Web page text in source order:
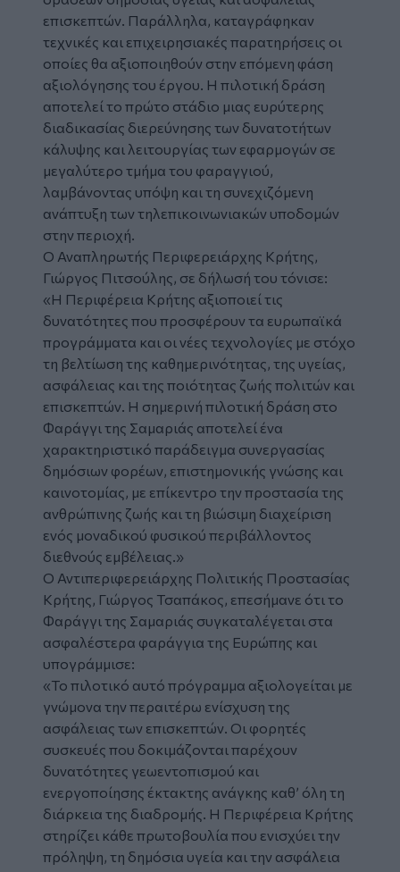
επισκεπτών. Παράλληλα, καταγράφηκαν
τεχνικές και επιχειρησιακές παρατηρήσεις οι
οποίες θα αξιοποιηθούν στην επόμενη φάση
αξιολόγησης του έργου. Η πιλοτική δράση
αποτελεί το πρώτο στάδιο μιας ευρύτερης
διαδικασίας διερεύνησης των δυνατοτήτων
κάλυψης και λειτουργίας των εφαρμογών σε
μεγαλύτερο τμήμα του φαραγγιού,
λαμβάνοντας υπόψη και τη συνεχιζόμενη
ανάπτυξη των τηλεπικοινωνιακών υποδομών
στην περιοχή.
Ο Αναπληρωτής Περιφερειάρχης Κρήτης,
Γιώργος Πιτσούλης, σε δήλωσή του τόνισε:
«Η Περιφέρεια Κρήτης αξιοποιεί τις
δυνατότητες που προσφέρουν τα ευρωπαϊκά
προγράμματα και οι νέες τεχνολογίες με στόχο
τη βελτίωση της καθημερινότητας, της υγείας,
ασφάλειας και της ποιότητας ζωής πολιτών και
επισκεπτών. Η σημερινή πιλοτική δράση στο
Φαράγγι της Σαμαριάς αποτελεί ένα
χαρακτηριστικό παράδειγμα συνεργασίας
δημόσιων φορέων, επιστημονικής γνώσης και
καινοτομίας, με επίκεντρο την προστασία της
ανθρώπινης ζωής και τη βιώσιμη διαχείριση
ενός μοναδικού φυσικού περιβάλλοντος
διεθνούς εμβέλειας.»
Ο Αντιπεριφερειάρχης Πολιτικής Προστασίας
Κρήτης, Γιώργος Τσαπάκος, επεσήμανε ότι το
Φαράγγι της Σαμαριάς συγκαταλέγεται στα
ασφαλέστερα φαράγγια της Ευρώπης και
υπογράμμισε:
«Το πιλοτικό αυτό πρόγραμμα αξιολογείται με
γνώμονα την περαιτέρω ενίσχυση της
ασφάλειας των επισκεπτών. Οι φορητές
συσκευές που δοκιμάζονται παρέχουν
δυνατότητες γεωεντοπισμού και
ενεργοποίησης έκτακτης ανάγκης καθ’ όλη τη
διάρκεια της διαδρομής. Η Περιφέρεια Κρήτης
στηρίζει κάθε πρωτοβουλία που ενισχύει την
πρόληψη, τη δημόσια υγεία και την ασφάλεια